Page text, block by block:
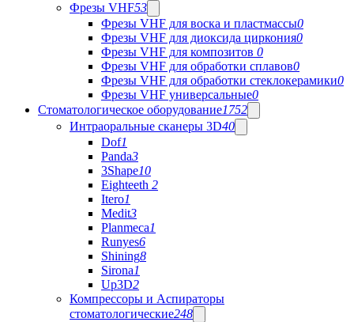
Фрезы VHF53
Фрезы VHF для воска и пластмассы0
Фрезы VHF для диоксида циркония0
Фрезы VHF для композитов 0
Фрезы VHF для обработки сплавов0
Фрезы VHF для обработки стеклокерамики0
Фрезы VHF универсальные0
Стоматологическое оборудование1752
Интраоральные сканеры 3D40
Dof1
Panda3
3Shape10
Eighteeth 2
Itero1
Medit3
Planmeca1
Runyes6
Shining8
Sirona1
Up3D2
Компрессоры и Аспираторы
стоматологические248